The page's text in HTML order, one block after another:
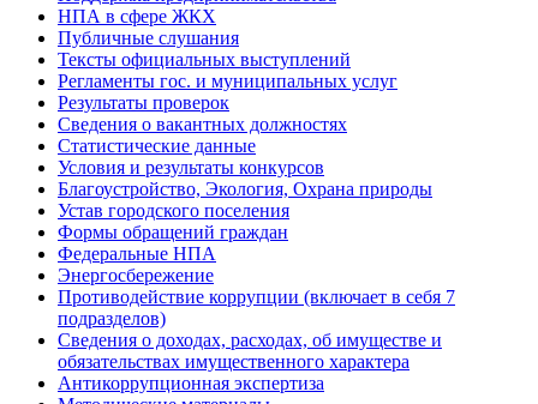
НПА в сфере ЖКХ
Публичные слушания
Тексты официальных выступлений
Регламенты гос. и муниципальных услуг
Результаты проверок
Сведения о вакантных должностях
Статистические данные
Условия и результаты конкурсов
Благоустройство, Экология, Охрана природы
Устав городского поселения
Формы обращений граждан
Федеральные НПА
Энергосбережение
Противодействие коррупции (включает в себя 7
подразделов)
Сведения о доходах, расходах, об имуществе и
обязательствах имущественного характера
Антикоррупционная экспертиза